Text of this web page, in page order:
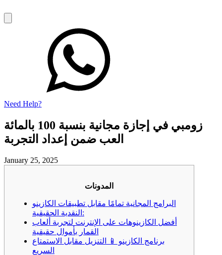
Need Help?
زومبي في إجازة مجانية بنسبة 100 بالمائة
العب ضمن إعداد التجربة
January 25, 2025
المدونات
البرامج المجانية تمامًا مقابل تطبيقات الكازينو
النقدية الحقيقية:
أفضل الكازينوهات على الإنترنت لتجربة ألعاب
القمار بأموال حقيقية
برنامج الكازينو 📱 ​​التنزيل مقابل الاستمتاع
السريع